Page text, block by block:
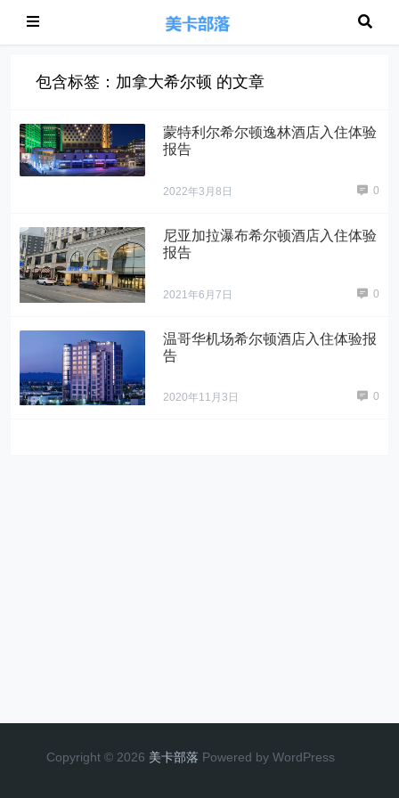
包含标签：加拿大希尔顿 的文章
蒙特利尔希尔顿逸林酒店入住体验
报告
2022年3月8日 0
尼亚加拉瀑布希尔顿酒店入住体验
报告
2021年6月7日 0
温哥华机场希尔顿酒店入住体验报
告
2020年11月3日 0
Copyright © 2026 美卡部落 Powered by WordPress